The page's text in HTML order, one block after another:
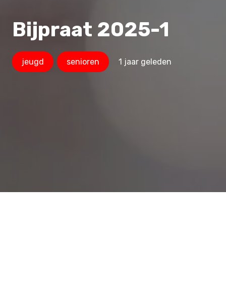
Bijpraat 2025-1
jeugd senioren 1 jaar geleden